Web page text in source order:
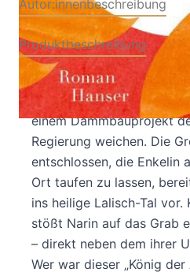
Autor:innenbeschreibung
Produktbeschreibung
Narin ist neun, als in dem
Tigris Planierraupen
einem Dammbauprojekt
Regierung weichen. Die
entschlossen, die Enkelin
Ort taufen zu lassen,
ins heilige Lalisch-Tal vor.
stößt Narin auf das Grab
– direkt neben dem ihrer
Wer war dieser „König